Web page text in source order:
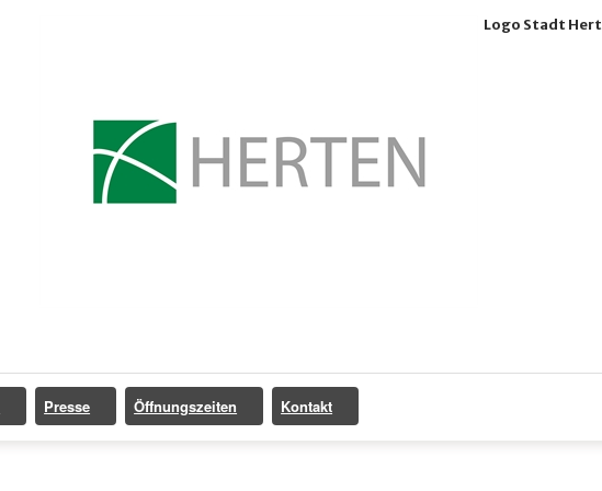
Logo Stadt
Presse Öffnungszeiten Kontakt